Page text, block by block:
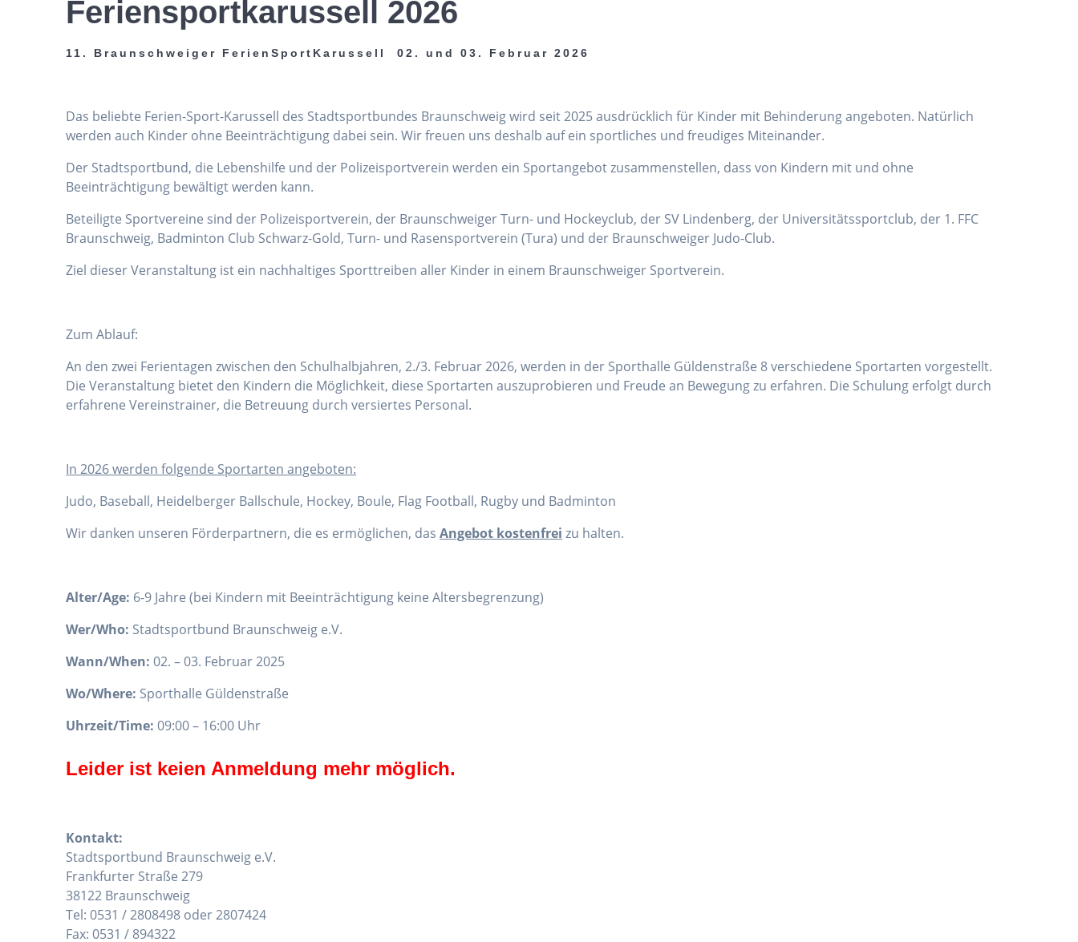
Feriensportkarussell 2026
11. Braunschweiger FerienSportKarussell 02. und 03. Februar 2026
Das beliebte Ferien-Sport-Karussell des Stadtsportbundes Braunschweig wird seit 2025 ausdrücklich für Kinder mit Behinderung angeboten. Natürlich
werden auch Kinder ohne Beeinträchtigung dabei sein. Wir freuen uns deshalb auf ein sportliches und freudiges Miteinander.
Der Stadtsportbund, die Lebenshilfe und der Polizeisportverein werden ein Sportangebot zusammenstellen, dass von Kindern mit und ohne
Beeinträchtigung bewältigt werden kann.
Beteiligte Sportvereine sind der Polizeisportverein, der Braunschweiger Turn- und Hockeyclub, der SV Lindenberg, der Universitätssportclub, der 1. FFC
Braunschweig, Badminton Club Schwarz-Gold, Turn- und Rasensportverein (Tura) und der Braunschweiger Judo-Club.
Ziel dieser Veranstaltung ist ein nachhaltiges Sporttreiben aller Kinder in einem Braunschweiger Sportverein.
Zum Ablauf:
An den zwei Ferientagen zwischen den Schulhalbjahren, 2./3. Februar 2026, werden in der Sporthalle Güldenstraße 8 verschiedene Sportarten vorgestellt.
Die Veranstaltung bietet den Kindern die Möglichkeit, diese Sportarten auszuprobieren und Freude an Bewegung zu erfahren. Die Schulung erfolgt durch
erfahrene Vereinstrainer, die Betreuung durch versiertes Personal.
In 2026 werden folgende Sportarten angeboten:
Judo, Baseball, Heidelberger Ballschule, Hockey, Boule, Flag Football, Rugby und Badminton
Wir danken unseren Förderpartnern, die es ermöglichen, dasAngebot kostenfrei zu halten.
Alter/Age: 6-9 Jahre (bei Kindern mit Beeinträchtigung keine Altersbegrenzung)
Wer/Who: Stadtsportbund Braunschweig e.V.
Wann/When:02. – 03. Februar 2025
Wo/Where: Sporthalle Güldenstraße
Uhrzeit/Time:09:00 – 16:00 Uhr
Leider ist keien Anmeldung mehr möglich.
Kontakt:
Stadtsportbund Braunschweig e.V.
Frankfurter Straße 279
38122 Braunschweig
Tel: 0531 / 2808498 oder 2807424
Fax: 0531 / 894322